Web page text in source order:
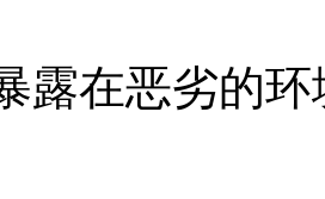
露在恶劣的